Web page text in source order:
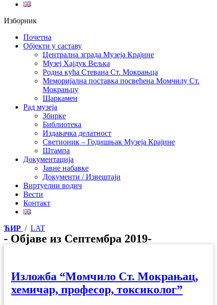
Изборник
Почетна
Објекти у саставу
Централна зграда Музеја Крајине
Музеј Хајдук Вељка
Родна кућа Стевана Ст. Мокрањца
Меморијална поставка посвећена Момчилу Ст.
Мокрањцу
Шаркамен
Рад музеја
Збирке
Библиотека
Издавачка делатност
Светионик – Годишњак Музеја Крајине
Штампа
Документација
Јавне набавке
Документи / Извештаји
Виртуелни водич
Вести
Контакт
ЋИР / LAT
- Објаве из Септембра 2019-
Изложба “Момчило Ст. Мокрањац,
хемичар, професор, токсиколог”